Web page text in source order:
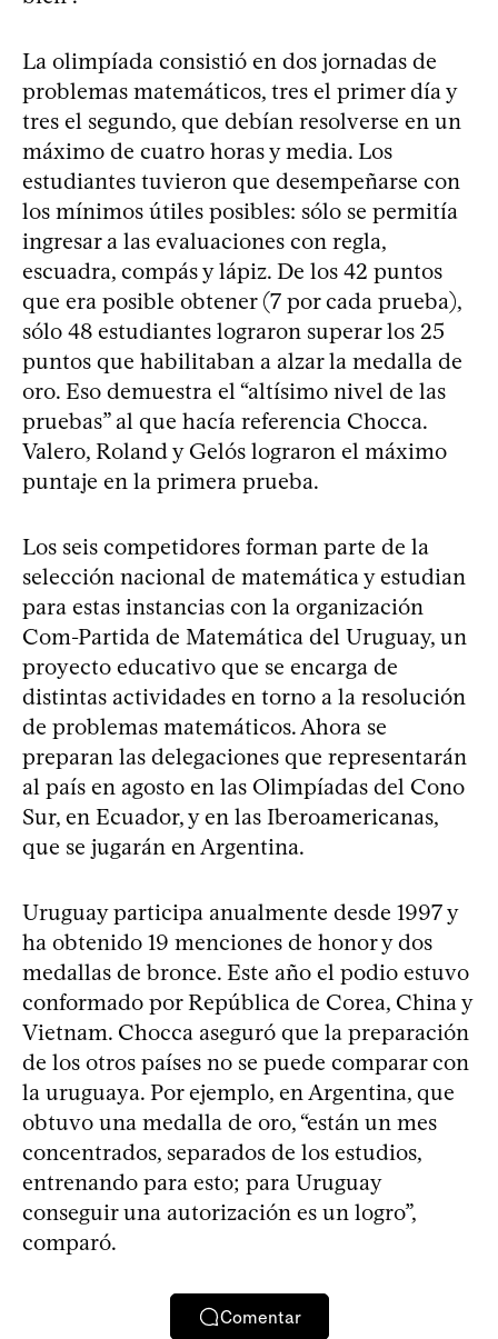
La olimpíada consistió en dos jornadas de
problemas matemáticos, tres el primer día y
tres el segundo, que debían resolverse en un
máximo de cuatro horas y media. Los
estudiantes tuvieron que desempeñarse con
los mínimos útiles posibles: sólo se permitía
ingresar a las evaluaciones con regla,
escuadra, compás y lápiz. De los 42 puntos
que era posible obtener (7 por cada prueba),
sólo 48 estudiantes lograron superar los 25
puntos que habilitaban a alzar la medalla de
oro. Eso demuestra el “altísimo nivel de las
pruebas” al que hacía referencia Chocca.
Valero, Roland y Gelós lograron el máximo
puntaje en la primera prueba.
Los seis competidores forman parte de la
selección nacional de matemática y estudian
para estas instancias con la organización
Com-Partida de Matemática del Uruguay, un
proyecto educativo que se encarga de
distintas actividades en torno a la resolución
de problemas matemáticos. Ahora se
preparan las delegaciones que representarán
al país en agosto en las Olimpíadas del Cono
Sur, en Ecuador, y en las Iberoamericanas,
que se jugarán en Argentina.
Uruguay participa anualmente desde 1997 y
ha obtenido 19 menciones de honor y dos
medallas de bronce. Este año el podio estuvo
conformado por República de Corea, China y
Vietnam. Chocca aseguró que la preparación
de los otros países no se puede comparar con
la uruguaya. Por ejemplo, en Argentina, que
obtuvo una medalla de oro, “están un mes
concentrados, separados de los estudios,
entrenando para esto; para Uruguay
conseguir una autorización es un logro”,
comparó.
Comentar